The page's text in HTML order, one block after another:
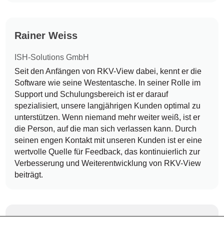
Rainer Weiss
ISH-Solutions GmbH
Seit den Anfängen von RKV-View dabei, kennt er die
Software wie seine Westentasche. In seiner Rolle im
Support und Schulungsbereich ist er darauf
spezialisiert, unsere langjährigen Kunden optimal zu
unterstützen. Wenn niemand mehr weiter weiß, ist er
die Person, auf die man sich verlassen kann. Durch
seinen engen Kontakt mit unseren Kunden ist er eine
wertvolle Quelle für Feedback, das kontinuierlich zur
Verbesserung und Weiterentwicklung von RKV-View
beiträgt.